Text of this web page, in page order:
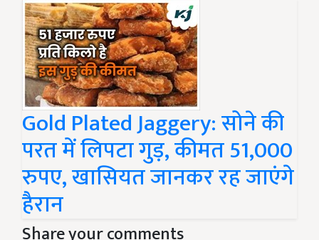
Gold Plated Jaggery: सोने की
परत में लिपटा गुड़, कीमत 51,000
रुपए, खासियत जानकर रह जाएंगे
हैरान